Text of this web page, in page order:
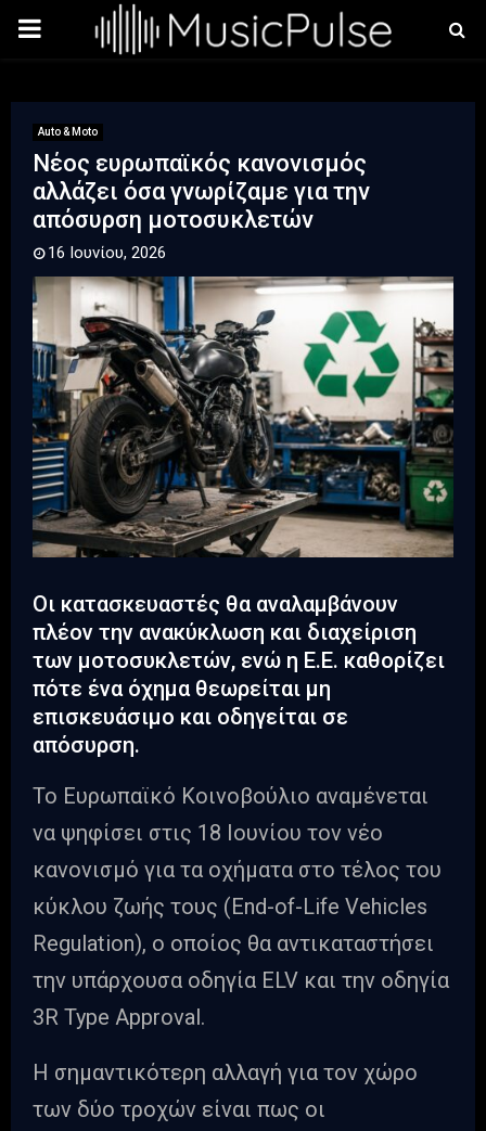
PRIMARY
Auto & Moto
Νέος ευρωπαϊκός κανονισμός
αλλάζει όσα γνωρίζαμε για την
απόσυρση μοτοσυκλετών
16 Ιουνίου, 2026
Οι κατασκευαστές θα αναλαμβάνουν
πλέον την ανακύκλωση και διαχείριση
των μοτοσυκλετών, ενώ η Ε.Ε. καθορίζει
πότε ένα όχημα θεωρείται μη
επισκευάσιμο και οδηγείται σε
απόσυρση.
Το Ευρωπαϊκό Κοινοβούλιο αναμένεται
να ψηφίσει στις 18 Ιουνίου τον νέο
κανονισμό για τα οχήματα στο τέλος του
κύκλου ζωής τους (End-of-Life Vehicles
Regulation), ο οποίος θα αντικαταστήσει
την υπάρχουσα οδηγία ELV και την οδηγία
3R Type Approval.
Η σημαντικότερη αλλαγή για τον χώρο
των δύο τροχών είναι πως οι